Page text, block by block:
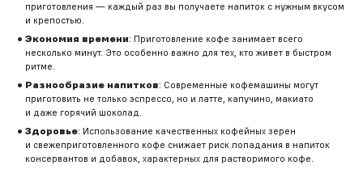
приготовления — каждый раз вы получаете напиток с нужным вкусом
и крепостью.
Экономия времени: Приготовление кофе занимает всего
несколько минут. Это особенно важно для тех, кто живет в быстром
ритме.
Разнообразие напитков: Современные кофемашины могут
приготовить не только эспрессо, но и латте, капучино, макиато
и даже горячий шоколад.
Здоровье: Использование качественных кофейных зерен
и свежеприготовленного кофе снижает риск попадания в напиток
консервантов и добавок, характерных для растворимого кофе.